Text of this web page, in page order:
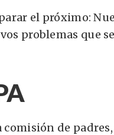
el próximo:
problemas que
de